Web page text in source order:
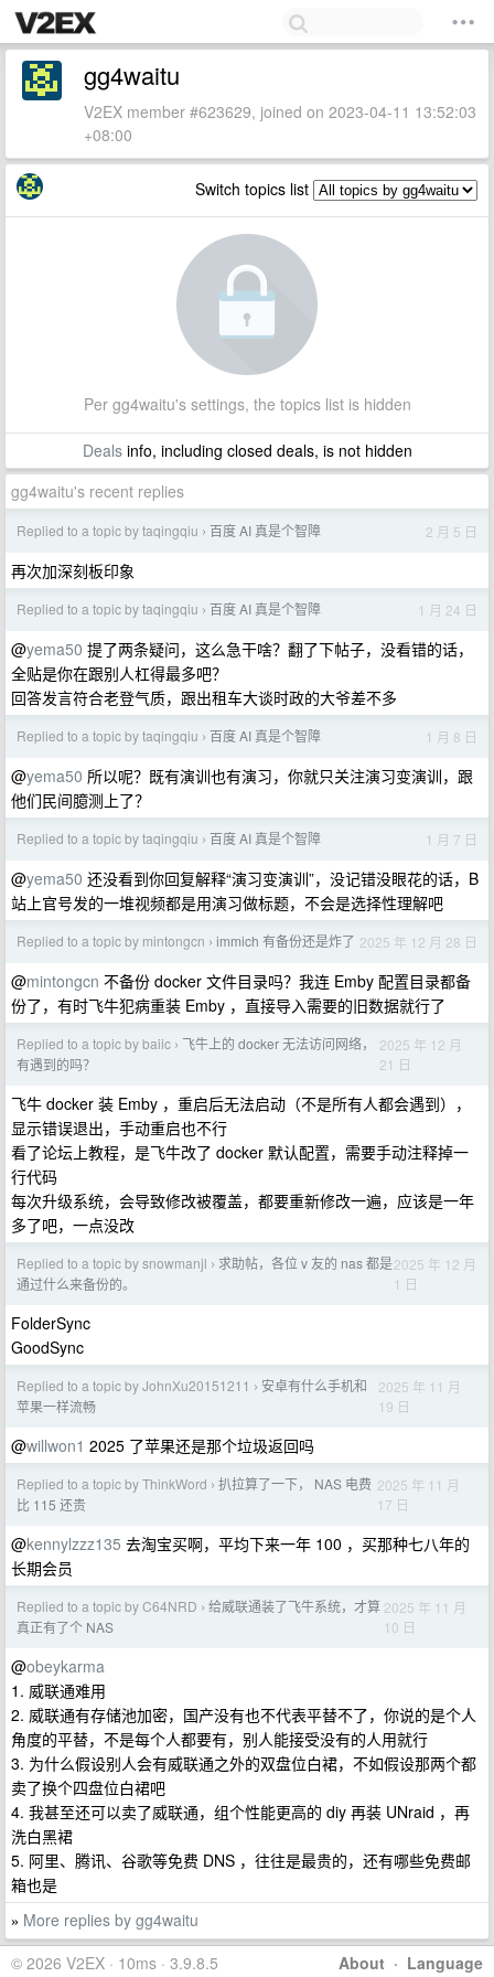
gg4waitu
V2EX member #623629, joined on 2023-04-11 13:52:03
+08:00
Switch topics list
Per gg4waitu's settings, the topics list is hidden
Dealsinfo, including closed deals, is not hidden
gg4waitu's recent replies
Replied to a topic by taqingqiu › 百度 AI 真是个智障 2 月 5 日
再次加深刻板印象
Replied to a topic by taqingqiu › 百度 AI 真是个智障 1 月 24 日
@yema50 提了两条疑问，这么急干啥？翻了下帖子，没看错的话，
全贴是你在跟别人杠得最多吧？
回答发言符合老登气质，跟出租车大谈时政的大爷差不多
Replied to a topic by taqingqiu › 百度 AI 真是个智障 1 月 8 日
@yema50 所以呢？既有演训也有演习，你就只关注演习变演训，跟
他们民间臆测上了？
Replied to a topic by taqingqiu › 百度 AI 真是个智障 1 月 7 日
@yema50 还没看到你回复解释“演习变演训”，没记错没眼花的话，B
站上官号发的一堆视频都是用演习做标题，不会是选择性理解吧
Replied to a topic by mintongcn › immich 有备份还是炸了 2025 年 12 月 28 日
@mintongcn 不备份 docker 文件目录吗？我连 Emby 配置目录都备
份了，有时飞牛犯病重装 Emby ，直接导入需要的旧数据就行了
Replied to a topic by baiic › 飞牛上的 docker 无法访问网络，
有遇到的吗？
2025 年 12 月
21 日
飞牛 docker 装 Emby ，重启后无法启动（不是所有人都会遇到），
显示错误退出，手动重启也不行
看了论坛上教程，是飞牛改了 docker 默认配置，需要手动注释掉一
行代码
每次升级系统，会导致修改被覆盖，都要重新修改一遍，应该是一年
多了吧，一点没改
Replied to a topic by snowmanjl › 求助帖，各位 v 友的 nas 都是
通过什么来备份的。
2025 年 12 月
1 日
FolderSync
GoodSync
Replied to a topic by JohnXu20151211 › 安卓有什么手机和
苹果一样流畅
2025 年 11 月
19 日
@willwon1 2025 了苹果还是那个垃圾返回吗
Replied to a topic by ThinkWord › 扒拉算了一下， NAS 电费
比 115 还贵
2025 年 11 月
17 日
@kennylzzz135 去淘宝买啊，平均下来一年 100 ，买那种七八年的
长期会员
Replied to a topic by C64NRD › 给威联通装了飞牛系统，才算
真正有了个 NAS
2025 年 11 月
10 日
@obeykarma
1. 威联通难用
2. 威联通有存储池加密，国产没有也不代表平替不了，你说的是个人
角度的平替，不是每个人都要有，别人能接受没有的人用就行
3. 为什么假设别人会有威联通之外的双盘位白裙，不如假设那两个都
卖了换个四盘位白裙吧
4. 我甚至还可以卖了威联通，组个性能更高的 diy 再装 UNraid ，再
洗白黑裙
5. 阿里、腾讯、谷歌等免费 DNS ，往往是最贵的，还有哪些免费邮
箱也是
» More replies by gg4waitu
About · Language
© 2026 V2EX · 10ms · 3.9.8.5